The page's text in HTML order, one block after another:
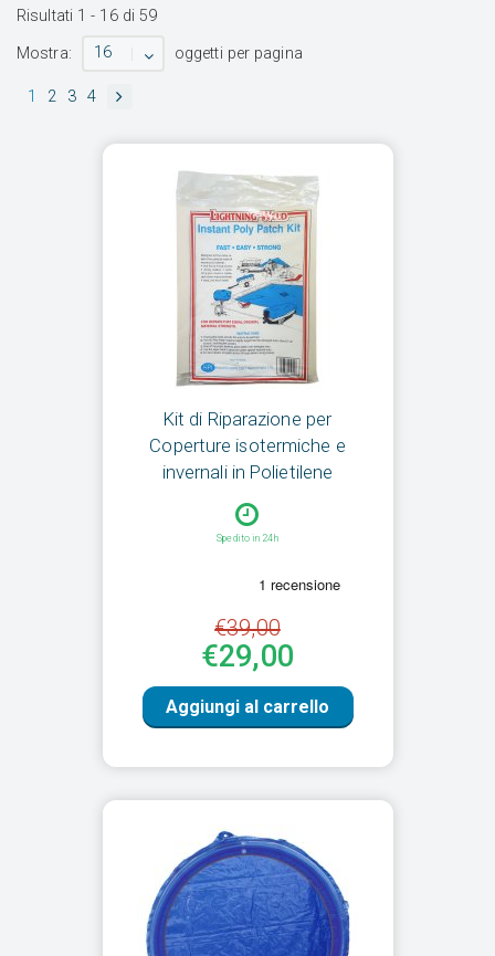
Risultati 1 - 16di59
Mostra:
16 oggetti per pagina
1 2 3 4
Kit di Riparazione per
Coperture isotermiche e
invernali in Polietilene
Spedito in 24h
€39,00
€29,00
Aggiungi al carrello